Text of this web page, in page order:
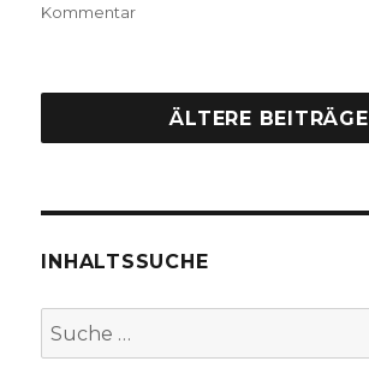
Kommentarzu
Christoph
Werl
ÄLTERE BEITRÄGE
INHALTSSUCHE
Suche
nach: